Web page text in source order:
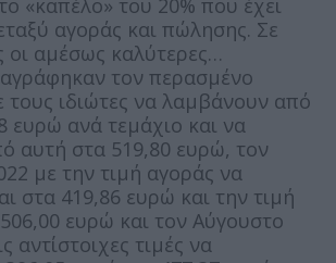
αγοράς και πώλησης. Σε
οι αμέσως καλύτερες…
τον περασμένο
τους ιδιώτες να λαμβάνουν από
ευρώ ανά τεμάχιο και να
αυτή στα 519,80 ευρώ, τον
με την τιμή αγοράς να
στα 419,86 ευρώ και την τιμή
ευρώ και τον Αύγουστο
αντίστοιχες τιμές να